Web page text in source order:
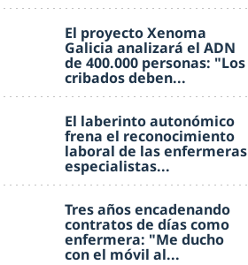
El proyecto Xenoma
Galicia analizará el ADN
de 400.000 personas: "Los
cribados deben...
El laberinto autonómico
frena el reconocimiento
laboral de las enfermeras
especialistas...
Tres años encadenando
contratos de días como
enfermera: "Me ducho
con el móvil al...